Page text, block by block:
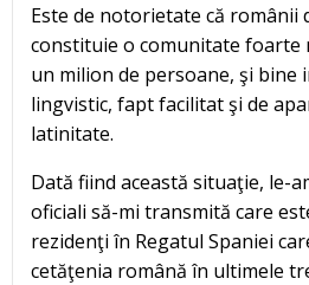
Este de notorietate că românii
constituie o comunitate foarte
un milion de persoane, şi bine
lingvistic, fapt facilitat şi de
latinitate.
Dată fiind această situaţie, le-
oficiali să-mi transmită care
rezidenţi în Regatul Spaniei
cetăţenia română în ultimele